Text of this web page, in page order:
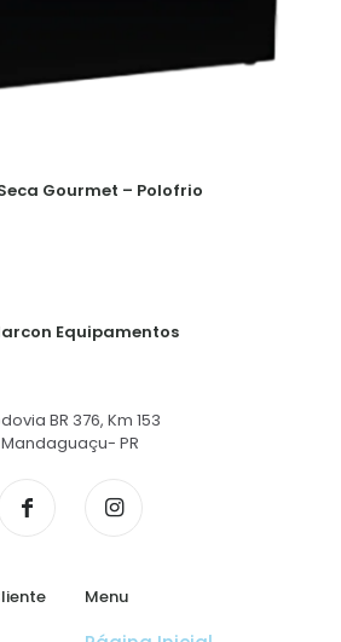
Gourmet – Polofrio
Equipamentos
BR 376, Km 153
Mandaguaçu- PR
Menu